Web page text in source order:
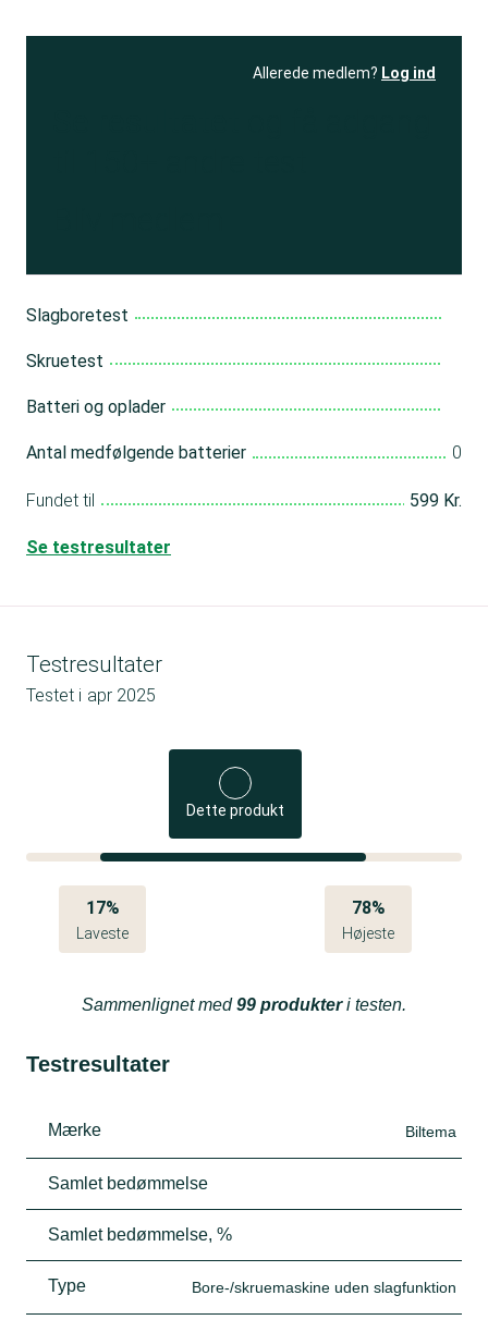
Allerede medlem? Log ind
Slagboretest
Skruetest
Batteri og oplader
Antal medfølgende batterier 0
Fundet til 599 Kr.
Se testresultater
Testresultater
Testet i apr 2025
Dette produkt
17%
Laveste
78%
Højeste
Sammenlignet med99 produkteri testen.
Testresultater
Mærke Biltema
Samlet bedømmelse
Samlet bedømmelse, %
Type Bore-/skruemaskine uden slagfunktion